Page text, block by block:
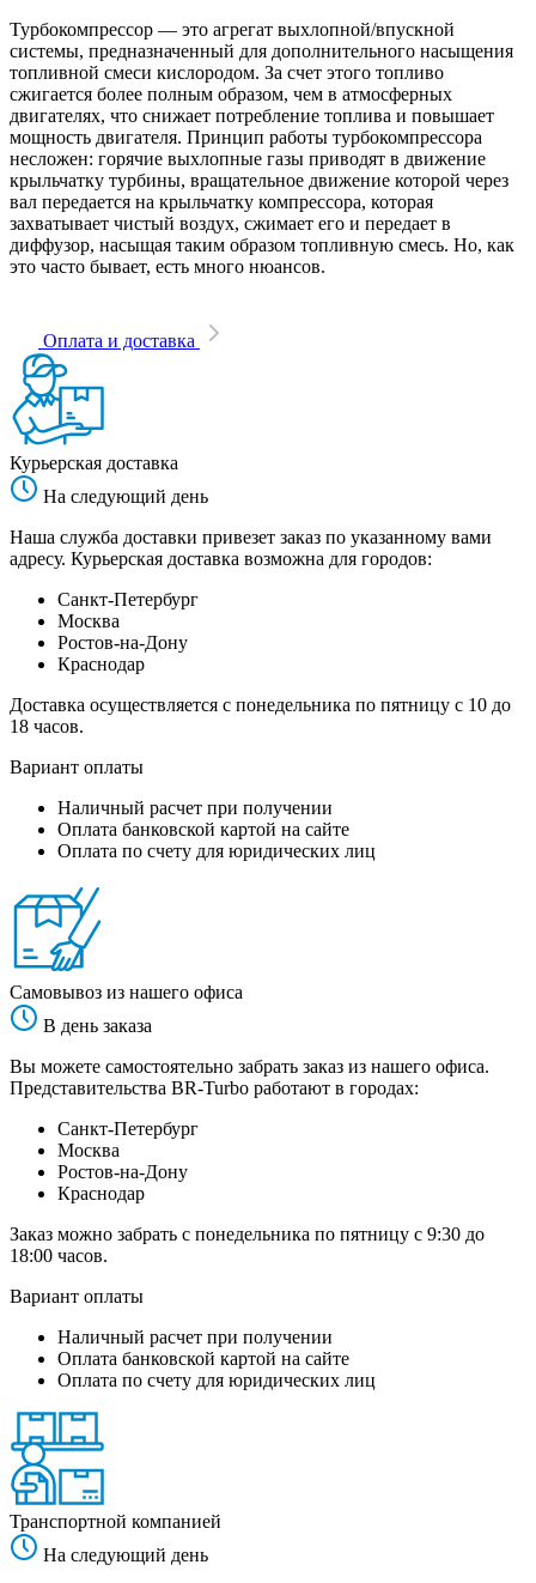
Турбокомпрессор — это агрегат выхлопной/впускной
системы, предназначенный для дополнительного насыщения
топливной смеси кислородом. За счет этого топливо
сжигается более полным образом, чем в атмосферных
двигателях, что снижает потребление топлива и повышает
мощность двигателя. Принцип работы турбокомпрессора
несложен: горячие выхлопные газы приводят в движение
крыльчатку турбины, вращательное движение которой через
вал передается на крыльчатку компрессора, которая
захватывает чистый воздух, сжимает его и передает в
диффузор, насыщая таким образом топливную смесь. Но, как
это часто бывает, есть много нюансов.
Оплата и доставка
Курьерская доставка
На следующий день
Наша служба доставки привезет заказ по указанному вами
адресу. Курьерская доставка возможна для городов:
Санкт-Петербург
Москва
Ростов-на-Дону
Краснодар
Доставка осуществляется с понедельника по пятницу с 10 до
18 часов.
Вариант оплаты
Наличный расчет при получении
Оплата банковской картой на сайте
Оплата по счету для юридических лиц
Самовывоз из нашего офиса
В день заказа
Вы можете самостоятельно забрать заказ из нашего офиса.
Представительства BR-Turbo работают в городах:
Санкт-Петербург
Москва
Ростов-на-Дону
Краснодар
Заказ можно забрать с понедельника по пятницу с 9:30 до
18:00 часов.
Вариант оплаты
Наличный расчет при получении
Оплата банковской картой на сайте
Оплата по счету для юридических лиц
Транспортной компанией
На следующий день